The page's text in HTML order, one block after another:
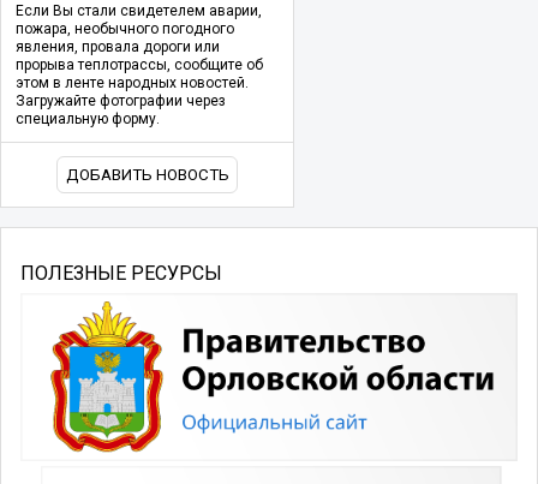
Если Вы стали свидетелем аварии,
пожара, необычного погодного
явления, провала дороги или
прорыва теплотрассы, сообщите об
этом в ленте народных новостей.
Загружайте фотографии через
специальную форму.
ДОБАВИТЬ НОВОСТЬ
ПОЛЕЗНЫЕ РЕСУРСЫ